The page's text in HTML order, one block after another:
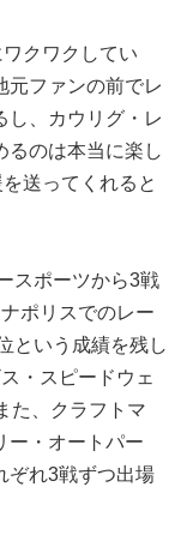
クワクしてい
元ファンの前でレ
し、カウリグ・レ
るのは本当に楽し
送ってくれると
スポーツから3戦
ポリスでのレー
という成績を残し
・スピードウェ
た、クラフトマ
ー・オートパー
ぞれ3戦ずつ出場